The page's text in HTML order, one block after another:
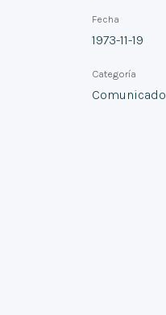
Fecha
1973-11-19
Categoría
Comunicado